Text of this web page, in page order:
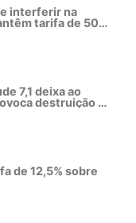
interferir na
tarifa de 50%
7,1 deixa ao
destruição no
de 12,5% sobre